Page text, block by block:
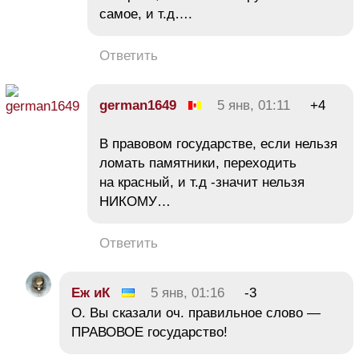
самое, и т.д….
Ответить
german1649 5 янв, 01:11 +4
В правовом государстве, если нельзя
ломать памятники, переходить
на красный, и т.д -значит нельзя
НИКОМУ…
Ответить
Еж иК 5 янв, 01:16
-3
О. Вы сказали оч. правильное слово —
ПРАВОВОЕ государство!